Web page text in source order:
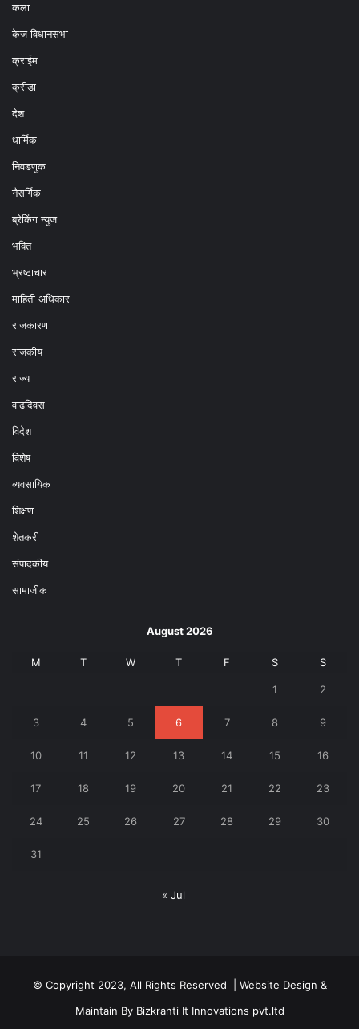
कला
केज विधानसभा
क्राईम
क्रीडा
देश
धार्मिक
निवडणुक
नैसर्गिक
ब्रेकिंग न्युज
भक्ति
भ्रष्टाचार
माहिती अधिकार
राजकारण
राजकीय
राज्य
वाढदिवस
विदेश
विशेष
व्यवसायिक
शिक्षण
शेतकरी
संपादकीय
सामाजीक
August 2026
M T W T F S S
1 2
3 4 5 6 7 8 9
10 11 12 13 14 15 16
17 18 19 20 21 22 23
24 25 26 27 28 29 30
31
« Jul
© Copyright 2023, All Rights Reserved | Website Design &
Maintain By Bizkranti It Innovations pvt.ltd